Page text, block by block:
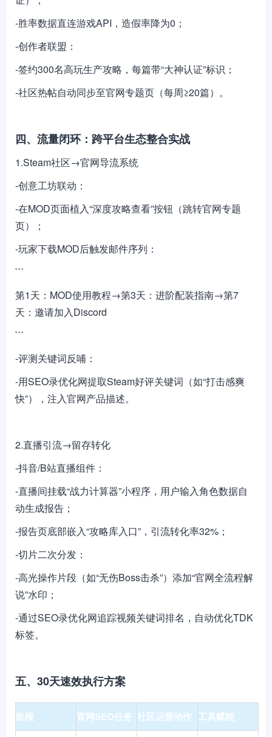
-胜率数据直连游戏API，造假率降为0；
-创作者联盟：
-签约300名高玩生产攻略，每篇带“大神认证”标识；
-社区热帖自动同步至官网专题页（每周≥20篇）。
四、流量闭环：跨平台生态整合实战
1.Steam社区→官网导流系统
-创意工坊联动：
-在MOD页面植入“深度攻略查看”按钮（跳转官网专题
页）；
-玩家下载MOD后触发邮件序列：
```
第1天：MOD使用教程→第3天：进阶配装指南→第7
天：邀请加入Discord
```
-评测关键词反哺：
-用SEO录优化网提取Steam好评关键词（如“打击感爽
快”），注入官网产品描述。
2.直播引流→留存转化
-抖音/B站直播组件：
-直播间挂载“战力计算器”小程序，用户输入角色数据自
动生成报告；
-报告页底部嵌入“攻略库入口”，引流转化率32%；
-切片二次分发：
-高光操作片段（如“无伤Boss击杀”）添加“官网全流程解
说”水印；
-通过SEO录优化网追踪视频关键词排名，自动优化TDK
标签。
五、30天速效执行方案
阶段 官网SEO任务 社区运营动作 工具赋能